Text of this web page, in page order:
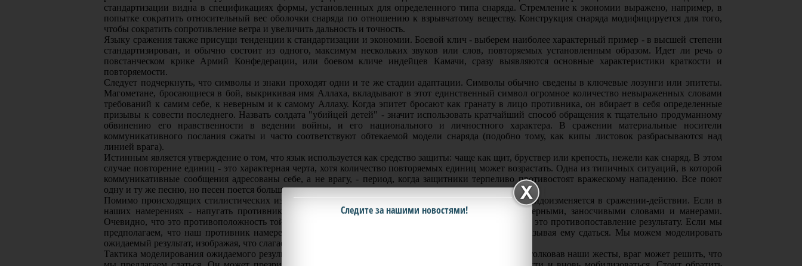
Следите за нашими новостями!
стандартизации видна в спецификациях формы, установленных для определенного типа снаряда. Стремление к экономии выражено, например, в
попытке сократить относительный вес оболочки снаряда по отношению к взрывчатому веществу. Конструкция снаряда модифицируется для того,
чтобы сократить сопротивление ветра и увеличить дальность и точность.
Языку сражения также присущи тенденции к стандартизации и экономии. Боевой клич - выберем наиболее характерный пример - в высшей степени
стандартизирован, и обычно состоит из одного, максимум нескольких звуков или слов, повторяемых установленным образом. Идет ли речь о
повстанческом крике Армий Конфедерации, или боевом кличе индейцев Камачи, сразу выявляются основные характеристики краткости и
повторяемости.
Следует подчеркнуть, что символы и знаки проходят одни и те же стадии адаптации. Символы обычно сведены в ключевые лозунги или эпитеты.
Магометане, бросающиеся в бой, выкрикивая имя Аллаха, вкладывают в этот единственный символ огромное количество невыраженных словами
требований к самим себе, к неверным и к самому Аллаху. Когда эпитет бросают как гранату в лицо противника, он вбирает в себя определенные
призывы к совести последнего. Назвать солдата "убийцей детей" - значит использовать кратчайший способ обращения к тщательно продуманному
обвинению его нравственности в ведении войны, и его национального и личностного характера. В сражении материальные носители
коммуникативного послания сжаты и часто соответствуют обтекаемой модели снаряда (подобно тому, как кипы листовок разбрасываются над
линией врага).
Истинным является утверждение о том, что язык используется как средство защиты: чаще как щит, бруствер или крепость, нежели как снаряд. В этом
случае повторение единиц - это характерная черта, хотя количество повторяемых единиц может возрастать. Одна из типичных ситуаций, в которой
коммуникативные сообщения адресованы себе, а не врагу, - период, когда защитники терпеливо противостоят вражескому нападению. Все поют
одну и ту же песню, но песен поется больше, чем при наступлении.
Помимо происходящих стилистических изменений, сравнимых со снарядом и щитом, язык активно видоизменяется в сражении-действии. Если в
наших намерениях - напугать противника, то мы можем подчеркнуть собственную силу высокомерными, заносчивыми словами и манерами.
Очевидно, что это противоположность той ответной реакции, которую мы желаем увидеть от врага, - это противопоставление результату. Если мы
предполагаем, что наш противник намерен сдаться, мы можем внезапно прерывать сражение, приказывая ему сдаться. Мы можем моделировать
ожидаемый результат, изображая, что слагаем оружие.
Тактика моделирования ожидаемого результата таит в себе определенные опасности. Неправильно истолковав наши жесты, враг может решить, что